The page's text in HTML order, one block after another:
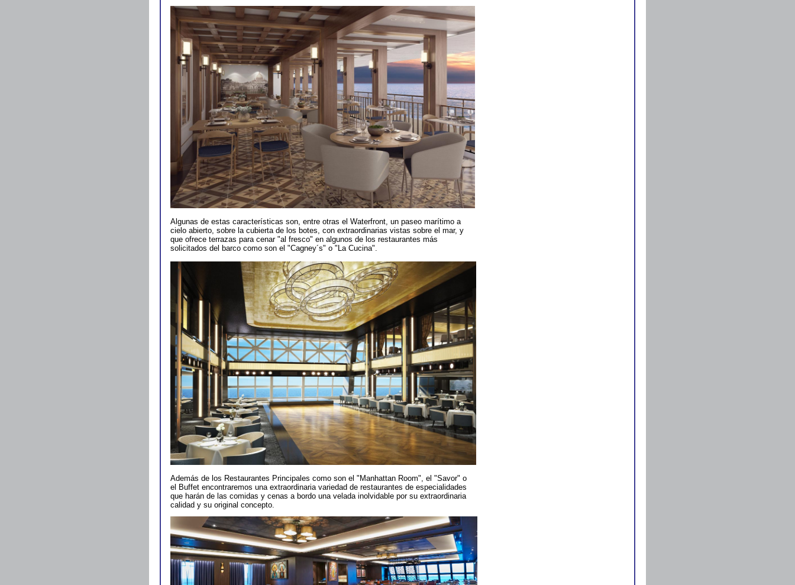
Algunas de estas características son, entre otras el Waterfront, un paseo marítimo a
cielo abierto, sobre la cubierta de los botes, con extraordinarias vistas sobre el mar, y
que ofrece terrazas para cenar "al fresco" en algunos de los restaurantes más
solicitados del barco como son el "Cagney´s" o "La Cucina".
Además de los Restaurantes Principales como son el "Manhattan Room", el "Savor" o
el Buffet encontraremos una extraordinaria variedad de restaurantes de especialidades
que harán de las comidas y cenas a bordo una velada inolvidable por su extraordinaria
calidad y su original concepto.